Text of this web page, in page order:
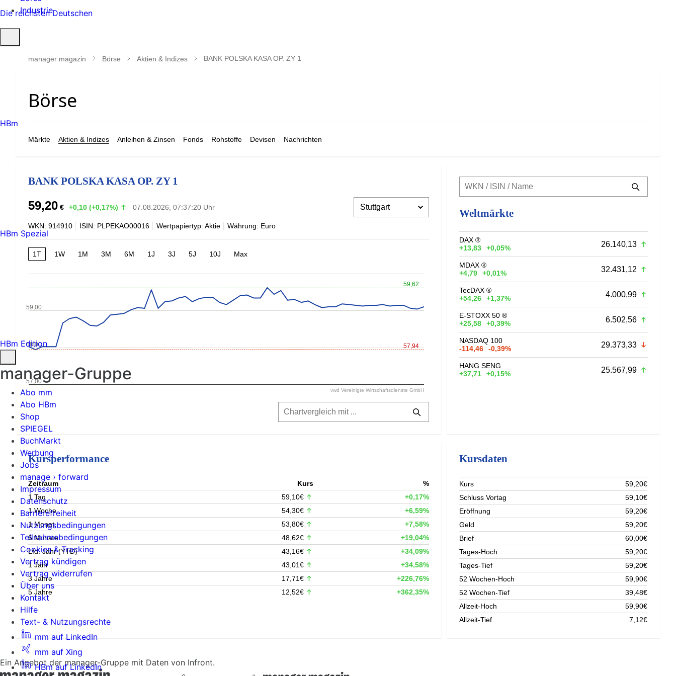
Industrie
öffnen
manager magazin Börse Aktien & Indizes BANK POLSKA KASA OP. ZY 1
Märkte Aktien & Indizes Anleihen & Zinsen Fonds Rohstoffe Devisen Nachrichten
BANK POLSKA KASA OP. ZY 1
59,20 € +0,10 (+0,17%) 07.08.2026, 07:37:20 Uhr
WKN: 914910 ISIN: PLPEKAO00016 Wertpapiertyp: Aktie Währung: Euro
1T 1W 1M 3M 6M 1J 3J 5J 10J Max
59,62
57,94
57,00
58,00
59,00
vwd Vereinigte Wirtschaftsdienste GmbH
Weltmärkte
DAX ®
+13,83
+0,05% 26.140,13
MDAX ®
+4,79
+0,01% 32.431,12
TecDAX ®
+54,26
+1,37% 4.000,99
E-STOXX 50 ®
+25,58
+0,39% 6.502,56
NASDAQ 100
-114,46
-0,39% 29.373,33
HANG SENG
+37,71
+0,15% 25.567,99
Kursperformance
Zeitraum Kurs
%
1 Tag
59,10€
+0,17%
1 Woche
54,30€
+6,59%
1 Monat
53,80€
+7,58%
6 Monate
48,62€
+19,04%
Lfd. Jahr (YTD)
43,16€
+34,09%
1 Jahr
43,01€
+34,58%
3 Jahre
17,71€
+226,76%
5 Jahre
12,52€ +362,35%
Kursdaten
Kurs
59,20€
Schluss Vortag
59,10€
Eröffnung
59,20€
Geld
59,20€
Brief
60,00€
Tages-Hoch
59,20€
Tages-Tief
59,20€
52 Wochen-Hoch
59,90€
52 Wochen-Tief
39,48€
Allzeit-Hoch
59,90€
Allzeit-Tief
7,12€
Ein Angebot der manager-Gruppe mit Daten von Infront.
Die reichsten Deutschen
HBm
HBm Spezial
HBm Edition
manager-Gruppe
Abo mm
Abo HBm
Shop
SPIEGEL
BuchMarkt
Werbung
Jobs
manage › forward
Impressum
Datenschutz
Barrierefreiheit
Nutzungsbedingungen
Teilnahmebedingungen
Cookies & Tracking
Vertrag kündigen
Vertrag widerrufen
Über uns
Kontakt
Hilfe
Text- & Nutzungsrechte
mm auf LinkedIn
mm auf Xing
HBm auf LinkedIn